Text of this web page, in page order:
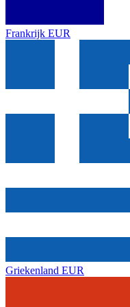
Frankrijk EUR
Griekenland EUR